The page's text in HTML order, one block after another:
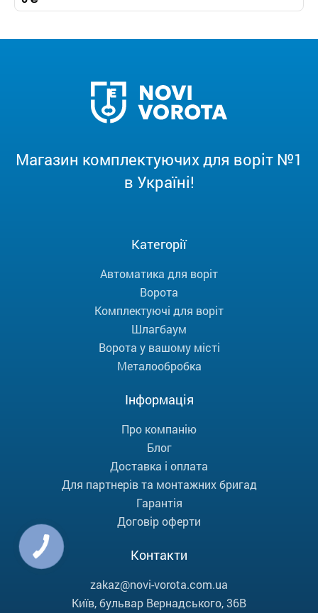
Магазин комплектуючих для воріт №1
в Україні!
Категорії
Автоматика для воріт
Ворота
Комплектуючі для воріт
Шлагбаум
Ворота у вашому місті
Металообробка
Інформація
Про компанію
Блог
Доставка і оплата
Для партнерів та монтажних бригад
Гарантія
Договір оферти
Контакти
zakaz@novi-vorota.com.ua
Київ, бульвар Вернадського, 36В